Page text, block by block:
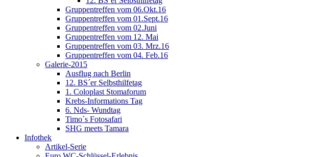
Gruppentreffen vom 06.Okt.16
Gruppentreffen vom 01.Sept.16
Gruppentreffen vom 02.Juni
Gruppentreffen vom 12. Mai
Gruppentreffen vom 03. Mrz.16
Gruppentreffen vom 04. Feb.16
Galerie-2015
Ausflug nach Berlin
12. BS´er Selbsthilfetag
1. Coloplast Stomaforum
Krebs-Informations Tag
6. Nds- Wundtag
Timo´s Fotosafari
SHG meets Tamara
Infothek
Artikel-Serie